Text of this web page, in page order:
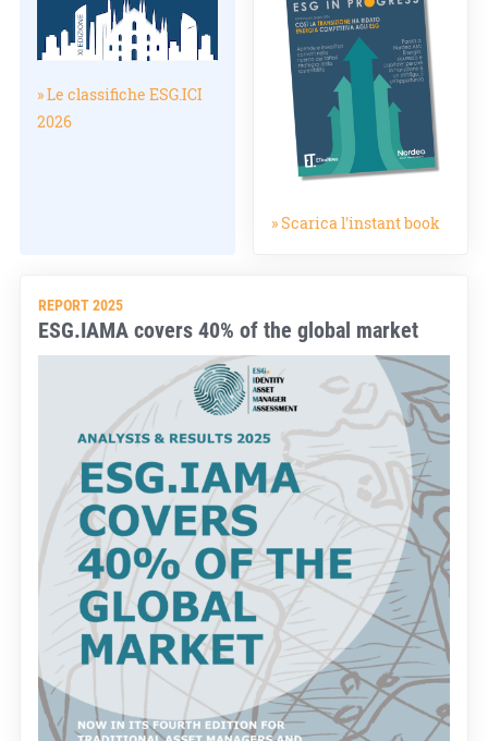
» Le classifiche ESG.ICI
2026
» Scarica l'instant book
REPORT 2025
ESG.IAMA covers 40% of the global market